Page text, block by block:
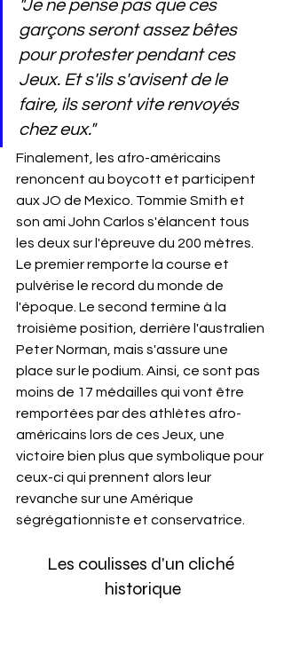
"Je ne pense pas que ces
garçons seront assez bêtes
pour protester pendant ces
Jeux. Et s'ils s'avisent de le
faire, ils seront vite renvoyés
chez eux."
Finalement, les afro-américains
renoncent au boycott et participent
aux JO de Mexico. Tommie Smith et
son ami John Carlos s'élancent tous
les deux sur l'épreuve du 200 mètres.
Le premier remporte la course et
pulvérise le record du monde de
l'époque. Le second termine à la
troisième position, derrière l'australien
Peter Norman, mais s'assure une
place sur le podium. Ainsi, ce sont pas
moins de 17 médailles qui vont être
remportées par des athlètes afro-
américains lors de ces Jeux, une
victoire bien plus que symbolique pour
ceux-ci qui prennent alors leur
revanche sur une Amérique
ségrégationniste et conservatrice.
Les coulisses d'un cliché
historique